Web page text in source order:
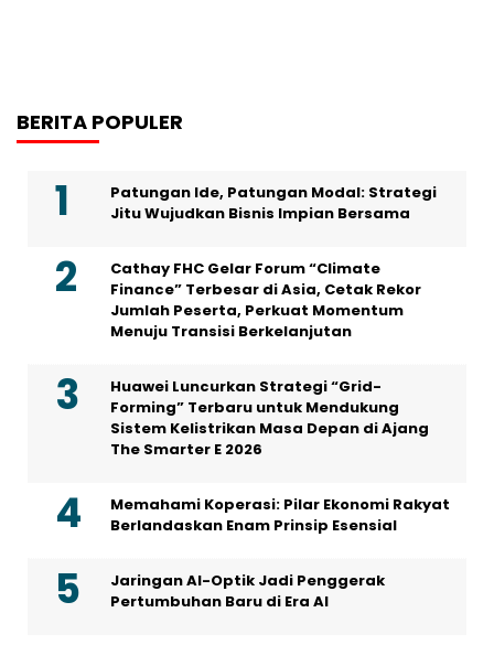
BERITA POPULER
Patungan Ide, Patungan Modal: Strategi
Jitu Wujudkan Bisnis Impian Bersama
Cathay FHC Gelar Forum “Climate
Finance” Terbesar di Asia, Cetak Rekor
Jumlah Peserta, Perkuat Momentum
Menuju Transisi Berkelanjutan
Huawei Luncurkan Strategi “Grid-
Forming” Terbaru untuk Mendukung
Sistem Kelistrikan Masa Depan di Ajang
The Smarter E 2026
Memahami Koperasi: Pilar Ekonomi Rakyat
Berlandaskan Enam Prinsip Esensial
Jaringan AI-Optik Jadi Penggerak
Pertumbuhan Baru di Era AI